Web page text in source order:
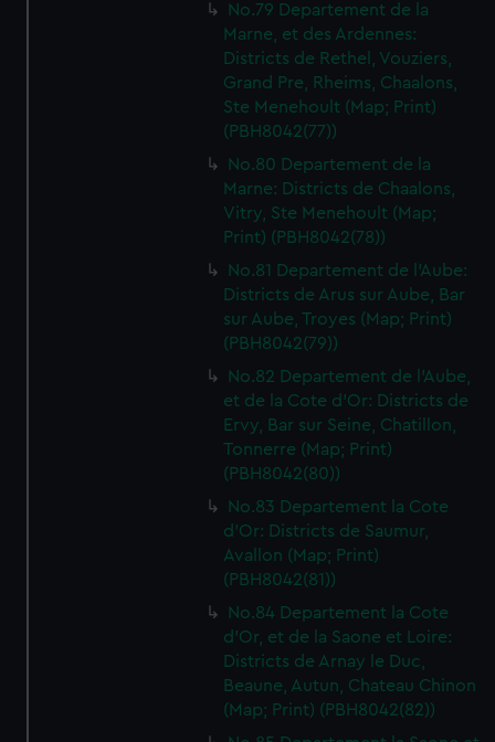
No.79 Departement de la
Marne, et des Ardennes:
Districts de Rethel, Vouziers,
Grand Pre, Rheims, Chaalons,
Ste Menehoult (Map; Print)
(PBH8042(77))
No.80 Departement de la
Marne: Districts de Chaalons,
Vitry, Ste Menehoult (Map;
Print) (PBH8042(78))
No.81 Departement de l'Aube:
Districts de Arus sur Aube, Bar
sur Aube, Troyes (Map; Print)
(PBH8042(79))
No.82 Departement de l'Aube,
et de la Cote d'Or: Districts de
Ervy, Bar sur Seine, Chatillon,
Tonnerre (Map; Print)
(PBH8042(80))
No.83 Departement la Cote
d'Or: Districts de Saumur,
Avallon (Map; Print)
(PBH8042(81))
No.84 Departement la Cote
d'Or, et de la Saone et Loire:
Districts de Arnay le Duc,
Beaune, Autun, Chateau Chinon
(Map; Print) (PBH8042(82))